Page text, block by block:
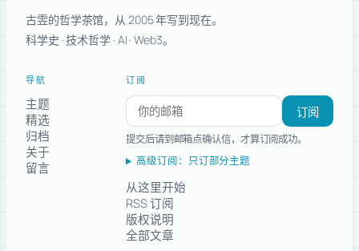
古雴的哲学茶馆，从 2005 年写到现在。
科学史 · 技术哲学 · AI · Web3。
导航
主题
精选
归档
关于
留言
订阅
订阅新文章
订阅
提交后请到邮箱点确认信，才算订阅成功。
高级订阅：只订部分主题
从这里开始
RSS 订阅
版权说明
全部文章